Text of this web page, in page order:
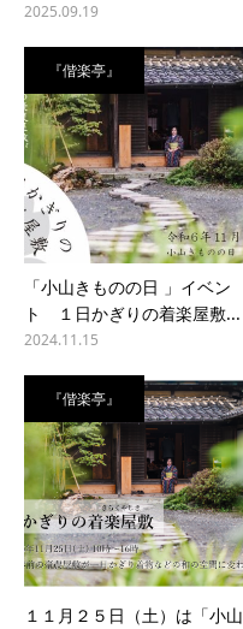
2025.09.19
『偕楽亭』
「小山きものの日 」イベン
ト １日かぎりの着楽屋敷...
2024.11.15
『偕楽亭』
１１月２５日（土）は「小山